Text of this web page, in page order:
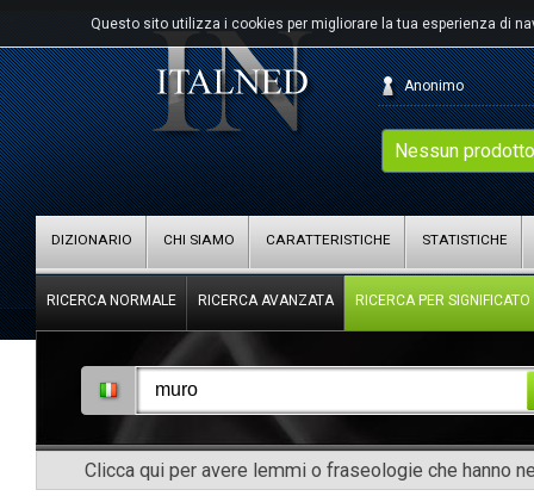
Questo sito utilizza i cookies per migliorare la tua esperienza di
Nessun
Anonimo
DIZIONARIO CHI SIAMO CARATTERISTICHE STATISTICHE
RICERCA NORMALE RICERCA AVANZATA RICERCA PER SIGNIFICATO
Clicca qui per avere lemmi o fraseologie che hanno